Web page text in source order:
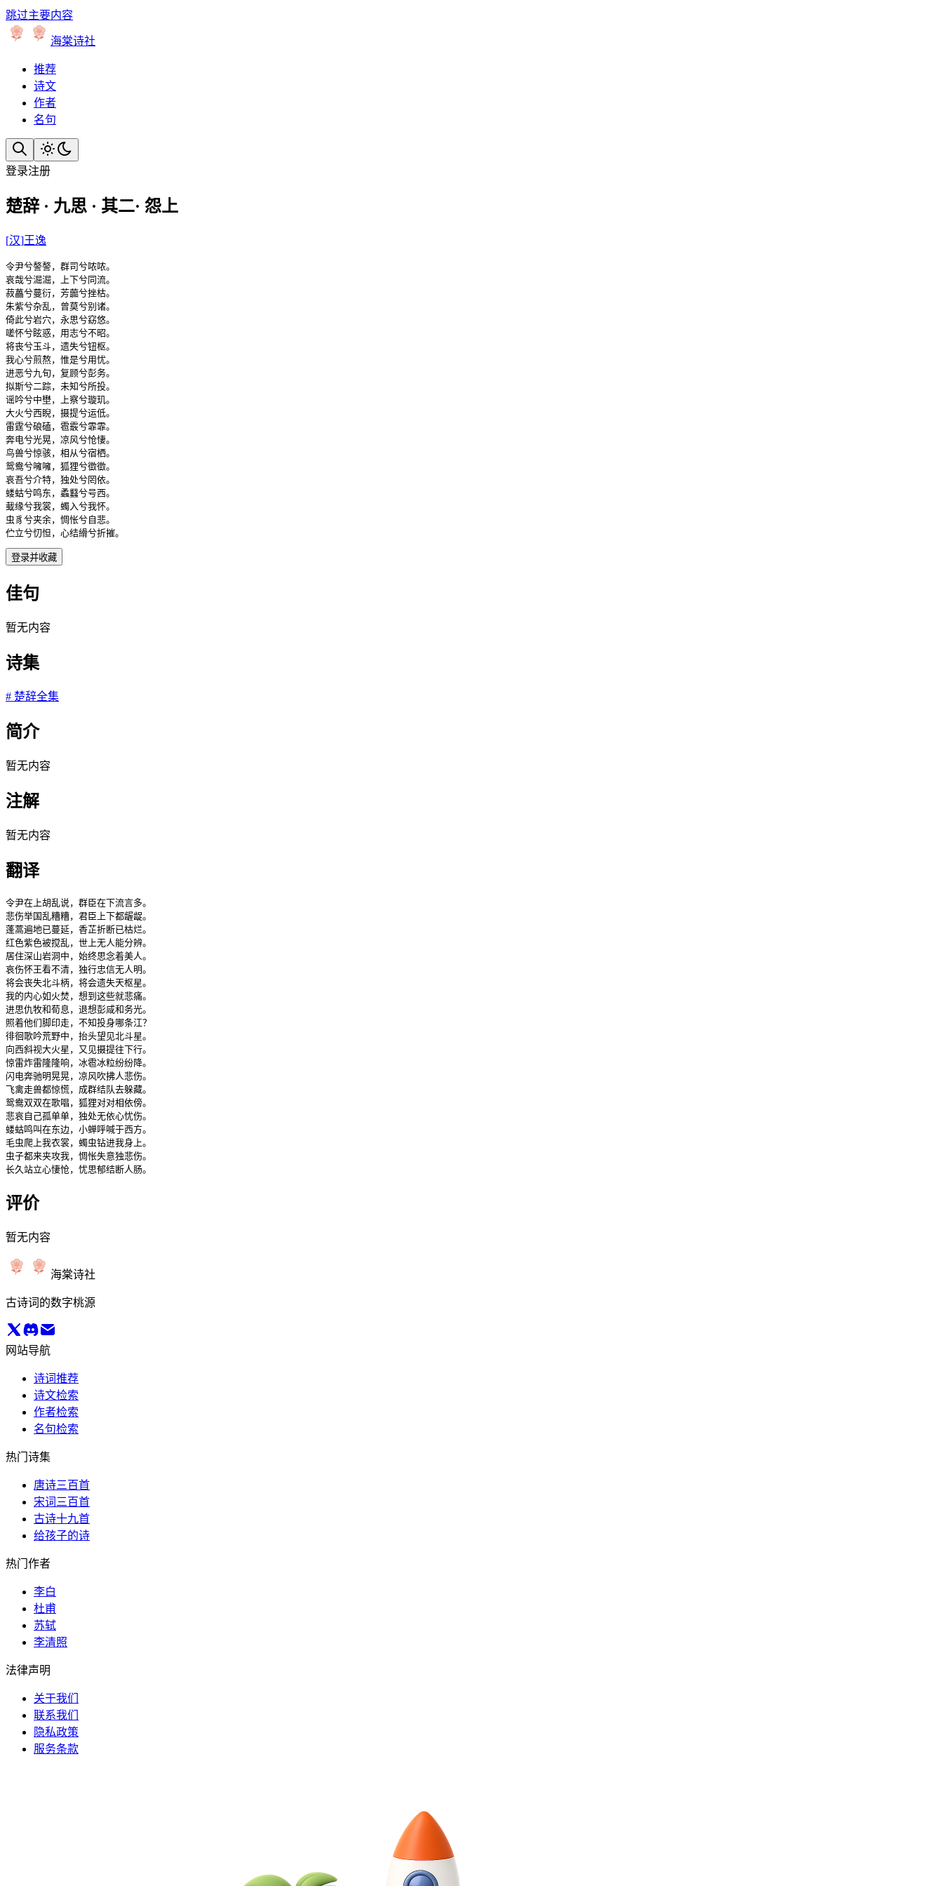
跳过主要内容
海棠诗社
推荐
诗文
作者
名句
登录注册
楚辞 · 九思 · 其二· 怨上
[汉]王逸
令尹兮謷謷，群司兮哝哝。
哀哉兮淈淈，上下兮同流。
菽藟兮蔓衍，芳虈兮挫枯。
朱紫兮杂乱，曾莫兮别诸。
倚此兮岩穴，永思兮窈悠。
嗟怀兮眩惑，用志兮不昭。
将丧兮玉斗，遗失兮钮枢。
我心兮煎熬，惟是兮用忧。
进恶兮九旬，复顾兮彭务。
拟斯兮二踪，未知兮所投。
谣吟兮中壄，上察兮璇玑。
大火兮西睨，摄提兮运低。
雷霆兮硠磕，雹霰兮霏霏。
奔电兮光晃，凉风兮怆悽。
鸟兽兮惊骇，相从兮宿栖。
鸳鸯兮噰噰，狐狸兮徾徾。
哀吾兮介特，独处兮罔依。
蝼蛄兮鸣东，蟊蠽兮号西。
蛓缘兮我裳，蠋入兮我怀。
虫豸兮夹余，惆怅兮自悲。
伫立兮忉怛，心结縎兮折摧。
登录并收藏
佳句
暂无内容
诗集
# 楚辞全集
简介
暂无内容
注解
暂无内容
翻译
令尹在上胡乱说，群臣在下流言多。
悲伤举国乱糟糟，君臣上下都龌龊。
蓬蒿遍地已蔓延，香芷折断已枯烂。
红色紫色被搅乱，世上无人能分辨。
居住深山岩洞中，始终思念着美人。
哀伤怀王看不清，独行忠信无人明。
将会丧失北斗柄，将会遗失天枢星。
我的内心如火焚，想到这些就悲痛。
进思仇牧和荀息，退想彭咸和务光。
照着他们脚印走，不知投身哪条江？
徘徊歌吟荒野中，抬头望见北斗星。
向西斜视大火星，又见摄提往下行。
惊雷炸雷隆隆响，冰雹冰粒纷纷降。
闪电奔驰明晃晃，凉风吹拂人悲伤。
飞禽走兽都惊慌，成群结队去躲藏。
鸳鸯双双在歌唱，狐狸对对相依傍。
悲哀自己孤单单，独处无依心忧伤。
蝼蛄鸣叫在东边，小蝉呼喊于西方。
毛虫爬上我衣裳，蠋虫钻进我身上。
虫子都来夹攻我，惆怅失意独悲伤。
长久站立心悽怆，忧思郁结断人肠。
评价
暂无内容
海棠诗社
古诗词的数字桃源
网站导航
诗词推荐
诗文检索
作者检索
名句检索
热门诗集
唐诗三百首
宋词三百首
古诗十九首
给孩子的诗
热门作者
李白
杜甫
苏轼
李清照
法律声明
关于我们
联系我们
隐私政策
服务条款